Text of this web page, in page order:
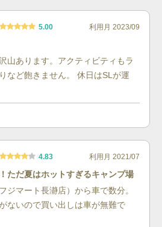
5.00 利用月 2023/09
山あります。アクティビティもラ
など飽きません。 休日はSLが運
4.83 利用月 2021/07
ただ夏はホットすぎるキャンプ場
ジマート長瀞店）から車で数分。
ないので買い出しは車が無難で